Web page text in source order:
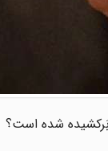
شده است؟